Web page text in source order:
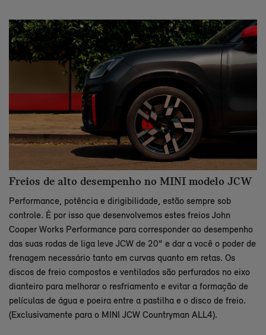
Freios de alto desempenho no MINI modelo JCW
Performance, potência e dirigibilidade, estão sempre sob
controle. É por isso que desenvolvemos estes freios John
Cooper Works Performance para corresponder ao desempenho
das suas rodas de liga leve JCW de 20” e dar a você o poder de
frenagem necessário tanto em curvas quanto em retas. Os
discos de freio compostos e ventilados são perfurados no eixo
dianteiro para melhorar o resfriamento e evitar a formação de
películas de água e poeira entre a pastilha e o disco de freio.
(Exclusivamente para o MINI JCW Countryman ALL4).